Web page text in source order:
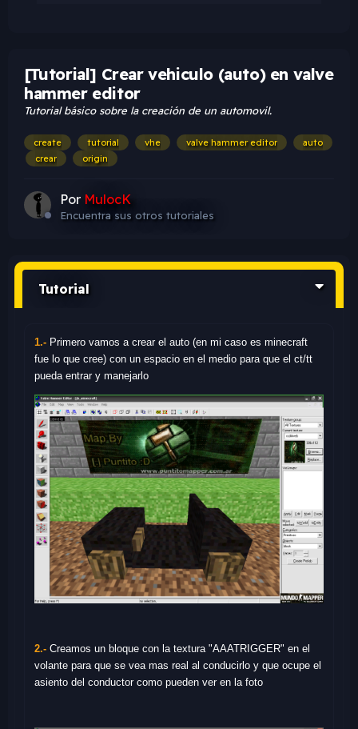
[Tutorial] Crear vehiculo (auto) en valve
hammer editor
Tutorial básico sobre la creación de un automovil.
create tutorial vhe valve hammer editor
auto
crear
origin
Por MulocK
Encuentra sus otros tutoriales
Tutorial
1.- Primero vamos a crear el auto (en mi caso es minecraft
fue lo que cree) con un espacio en el medio para que el ct/tt
pueda entrar y manejarlo
2.- Creamos un bloque con la textura "AAATRIGGER" en el
volante para que se vea mas real al conducirlo y que ocupe el
asiento del conductor como pueden ver en la foto